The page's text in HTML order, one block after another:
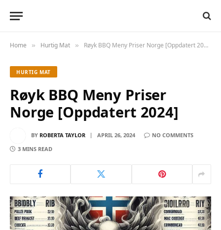
Home » Hurtig Mat » Røyk BBQ Meny Priser Norge [Oppdatert 2024]
HURTIG MAT
Røyk BBQ Meny Priser
Norge [Oppdatert 2024]
BY ROBERTA TAYLOR APRIL 26, 2024
NO COMMENTS
3 MINS READ